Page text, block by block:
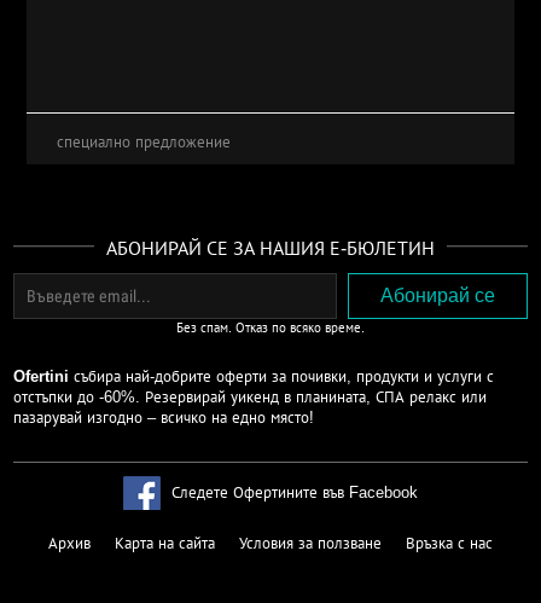
специално предложение
АБОНИРАЙ СЕ ЗА НАШИЯ Е-БЮЛЕТИН
Без спам. Отказ по всяко време.
Ofertini събира най-добрите оферти за почивки, продукти и услуги с
отстъпки до -60%. Резервирай уикенд в планината, СПА релакс или
пазарувай изгодно – всичко на едно място!
Следете Офертините във Facebook
Архив Карта на сайта Условия за ползване Връзка с нас